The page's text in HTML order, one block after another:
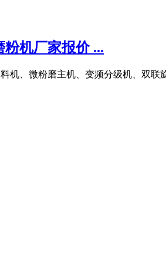
机厂家报价 ...
机、微粉磨主机、变频分级机、双